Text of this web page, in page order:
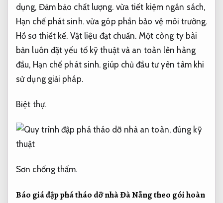
dụng, Đảm bảo chất lượng. vừa tiết kiệm ngân sách,
Hạn chế phát sinh.vừa góp phần bảo vệ môi trường.
Hồ sơ thiết kế. Vật liệu đạt chuẩn. Một công ty bài
bản luôn đặt yếu tố kỹ thuật và an toàn lên hàng
đầu, Hạn chế phát sinh. giúp chủ đầu tư yên tâm khi
sử dụng giải pháp.
Biệt thự.
Sơn chống thấm.
Báo giá đập phá tháo dỡ nhà Đà Nẵng theo gói hoàn